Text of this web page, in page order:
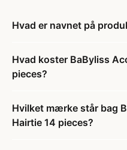
Hvad er navnet på
Hvad koster BaByliss
pieces?
Hvilket mærke står bag
Hairtie 14 pieces?